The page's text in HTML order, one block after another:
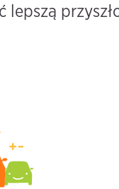
lepszą